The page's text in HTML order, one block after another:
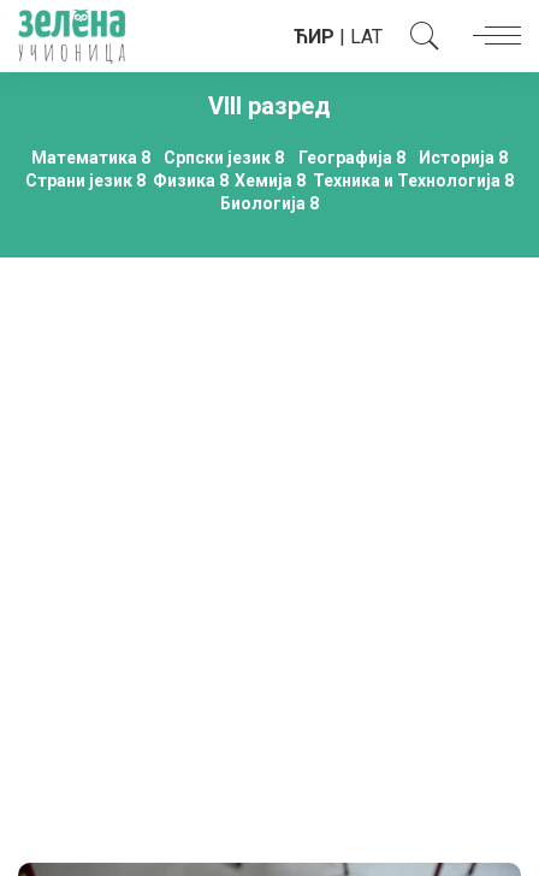
ЋИР | LAT
VIII разред
Математика 8 Српски језик 8 Географија 8
Историја 8
Страни језик 8 Физика 8 Хемија 8 Техника и Технологија 8
Биологија 8